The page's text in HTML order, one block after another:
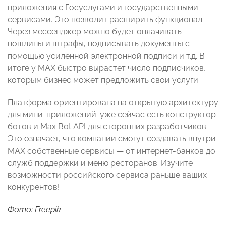
приложения с Госуслугами и государственными
сервисами. Это позволит расширить функционал.
Через мессенджер можно будет оплачивать
пошлины и штрафы, подписывать документы с
помощью усиленной электронной подписи и т.д. В
итоге у МАХ быстро вырастет число подписчиков,
которым бизнес может предложить свои услуги.
Платформа ориентирована на открытую архитектуру
для мини-приложений: уже сейчас есть конструктор
ботов и Max Bot API для сторонних разработчиков.
Это означает, что компании смогут создавать внутри
MAX собственные сервисы — от интернет-банков до
служб поддержки и меню ресторанов. Изучите
возможности российского сервиса раньше ваших
конкурентов!
Фото: Freepik